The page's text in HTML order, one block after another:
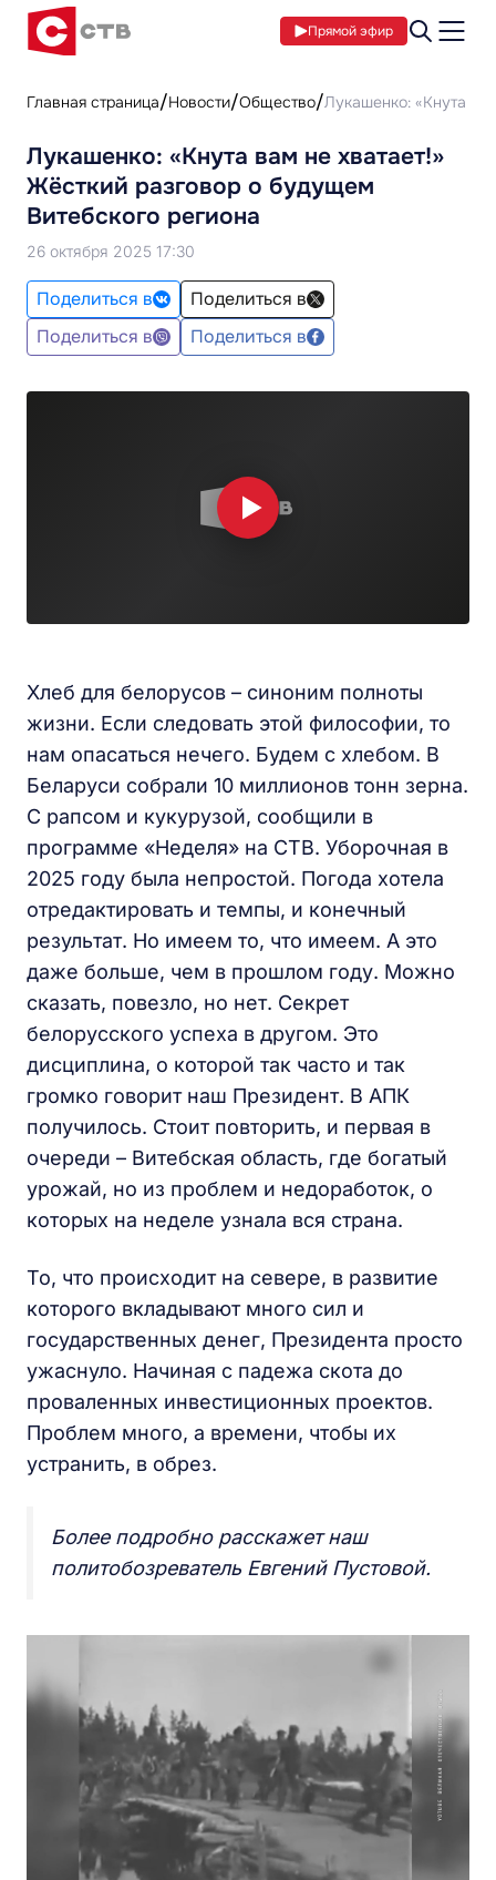
Прямой эфир
Главная страница Новости Общество Лукашенко: «Кнута
Лукашенко: «Кнута вам не хватает!»
Жёсткий разговор о будущем
Витебского региона
26 октября 2025 17:30
Поделиться в
Поделиться в
Поделиться в
Поделиться в
Хлеб для белорусов – синоним полноты
жизни. Если следовать этой философии, то
нам опасаться нечего. Будем с хлебом. В
Беларуси собрали 10 миллионов тонн зерна.
С рапсом и кукурузой, сообщили в
программе «Неделя» на СТВ. Уборочная в
2025 году была непростой. Погода хотела
отредактировать и темпы, и конечный
результат. Но имеем то, что имеем. А это
даже больше, чем в прошлом году. Можно
сказать, повезло, но нет. Секрет
белорусского успеха в другом. Это
дисциплина, о которой так часто и так
громко говорит наш Президент. В АПК
получилось. Стоит повторить, и первая в
очереди – Витебская область, где богатый
урожай, но из проблем и недоработок, о
которых на неделе узнала вся страна.
То, что происходит на севере, в развитие
которого вкладывают много сил и
государственных денег, Президента просто
ужаснуло. Начиная с падежа скота до
проваленных инвестиционных проектов.
Проблем много, а времени, чтобы их
устранить, в обрез.
Более подробно расскажет наш
политобозреватель Евгений Пустовой.